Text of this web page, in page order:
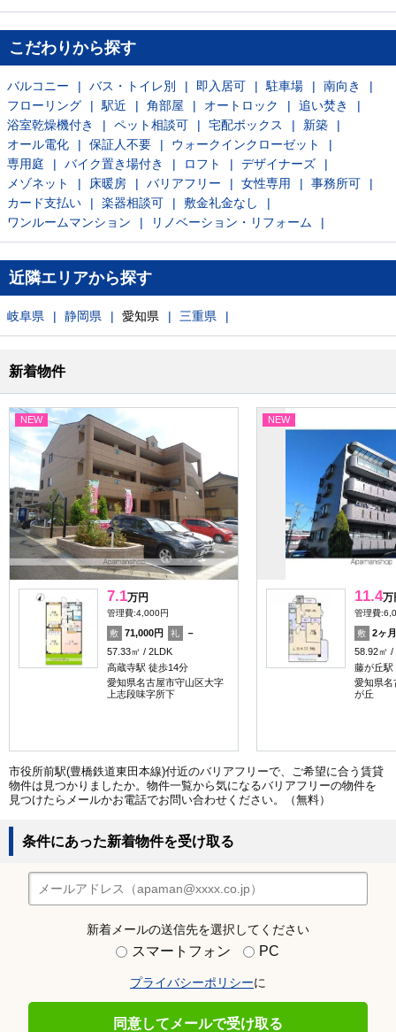
こだわりから探す
バルコニー バス・トイレ別 即入居可 駐車場
南向き
フローリング
駅近 角部屋 オートロック
追い焚き
浴室乾燥機付き
ペット相談可 宅配ボックス
新築
オール電化
保証人不要
ウォークインクローゼット
専用庭
バイク置き場付き ロフト
デザイナーズ
メゾネット
床暖房 バリアフリー 女性専用
事務所可
カード支払い
楽器相談可
敷金礼金なし
ワンルームマンション
リノベーション・リフォーム
近隣エリアから探す
岐阜県 静岡県 愛知県 三重県
新着物件
NEW
7.1万円
管理費:4,000円
敷 71,000円 礼
－
57.33㎡
2LDK
高蔵寺駅 徒歩14分
愛知県名古屋市守山区大字
上志段味字所下
NEW
11.4万
管理費
敷
2ヶ月
58.92㎡
藤が丘駅
愛知県名
が丘
市役所前駅(豊橋鉄道東田本線)付近のバリアフリーで、ご希望に合う賃貸
物件は見つかりましたか。物件一覧から気になるバリアフリーの物件を
見つけたらメールかお電話でお問い合わせください。（無料）
条件にあった新着物件を受け取る
新着メールの送信先を選択してください
スマートフォン PC
プライバシーポリシーに
同意してメールで受け取る